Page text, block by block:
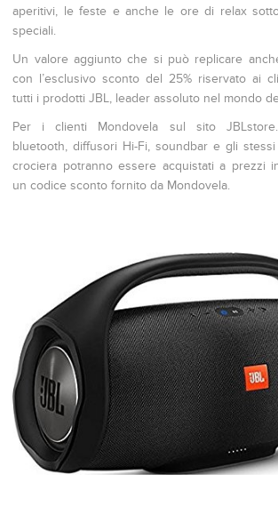
aperitivi, le feste e anche le ore di relax
speciali.
Un valore aggiunto che si può replicare
con l’esclusivo sconto del 25% riservato ai
tutti i prodotti JBL, leader assoluto nel mondo
Per i clienti Mondovela sul sito
bluetooth, diffusori Hi-Fi, soundbar e gli
crociera potranno essere acquistati a prezzi
un codice sconto fornito da Mondovela.